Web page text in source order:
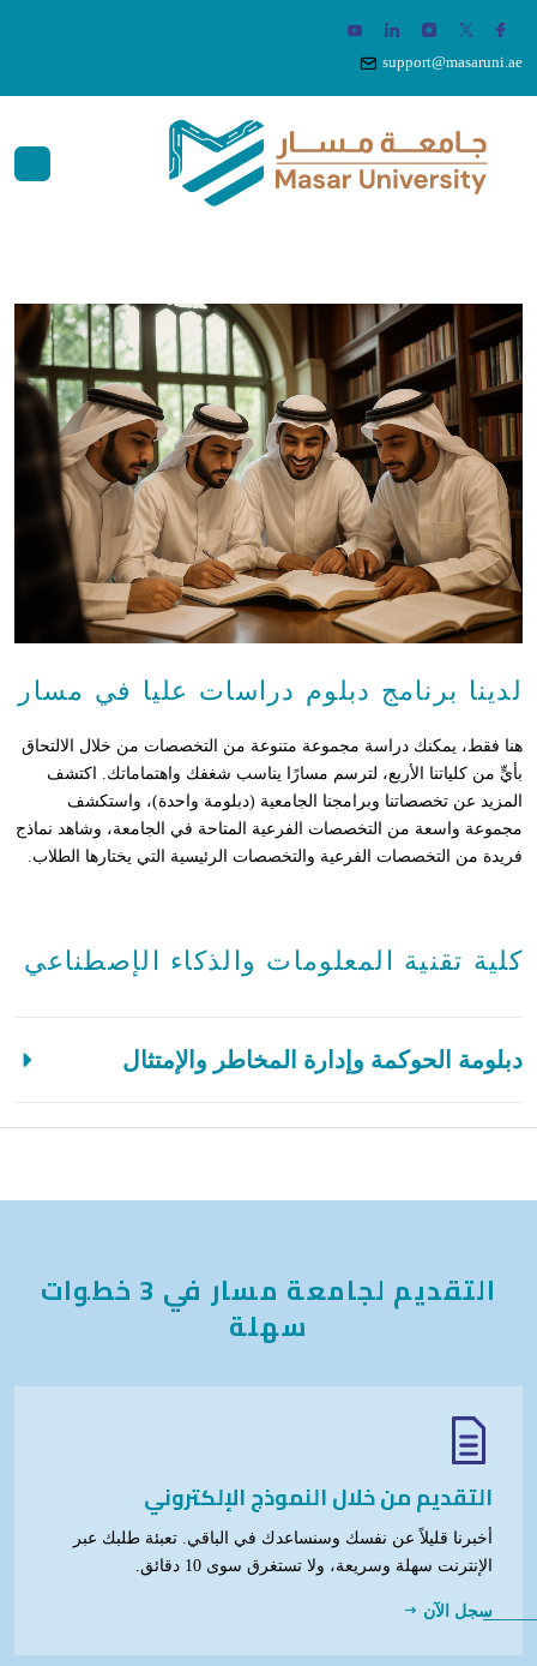
support@masaruni.ae
لدينا برنامج دبلوم دراسات عليا في مسار
هنا فقط، يمكنك دراسة مجموعة متنوعة من التخصصات من خلال الالتحاق
بأيٍّ من كلياتنا الأربع، لترسم مسارًا يناسب شغفك واهتماماتك. اكتشف
المزيد عن تخصصاتنا وبرامجنا الجامعية (دبلومة واحدة)، واستكشف
مجموعة واسعة من التخصصات الفرعية المتاحة في الجامعة، وشاهد نماذج
فريدة من التخصصات الفرعية والتخصصات الرئيسية التي يختارها الطلاب.
كلية تقنية المعلومات والذكاء الإصطناعي
دبلومة الحوكمة وإدارة المخاطر والإمتثال
التقديم لجامعة مسار في 3 خطوات
سهلة
التقديم من خلال النموذج الإلكتروني
أخبرنا قليلاً عن نفسك وسنساعدك في الباقي. تعبئة طلبك عبر
الإنترنت سهلة وسريعة، ولا تستغرق سوى 10 دقائق.
سجل الآن